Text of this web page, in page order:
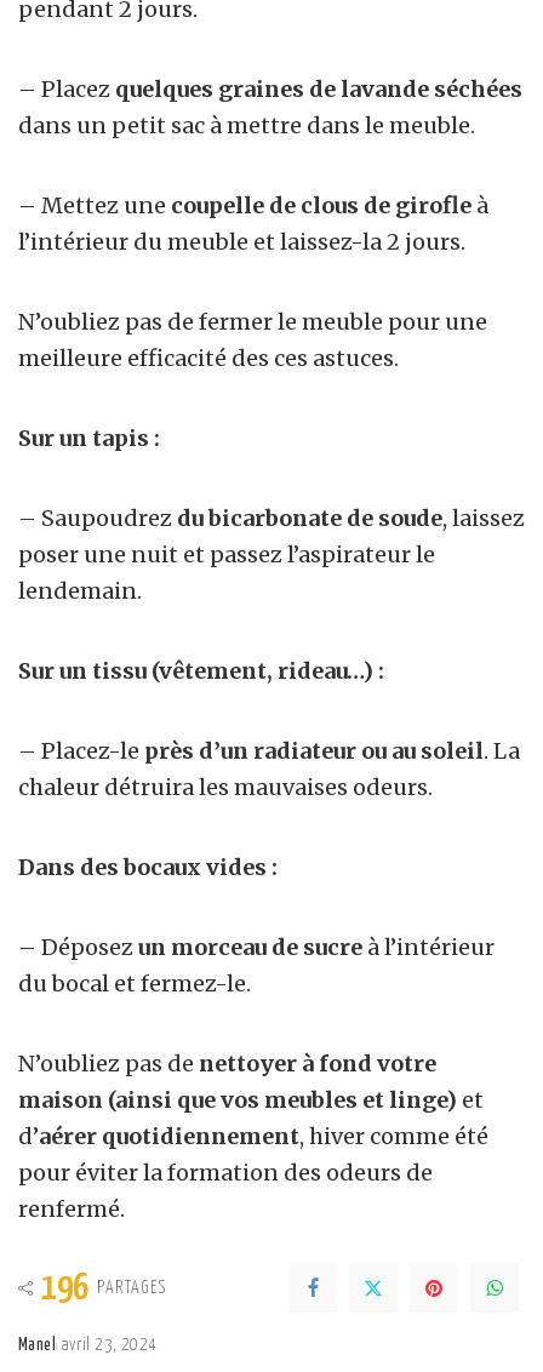
pendant 2 jours.
– Placez quelques graines de lavande séchées
dans un petit sac à mettre dans le meuble.
– Mettez une coupelle de clous de girofle à
l’intérieur du meuble et laissez-la 2 jours.
N’oubliez pas de fermer le meuble pour une
meilleure efficacité des ces astuces.
Sur un tapis :
– Saupoudrez du bicarbonate de soude, laissez
poser une nuit et passez l’aspirateur le
lendemain.
Sur un tissu (vêtement, rideau…) :
– Placez-le près d’un radiateur ou au soleil. La
chaleur détruira les mauvaises odeurs.
Dans des bocaux vides :
– Déposezun morceau de sucre à l’intérieur
du bocal et fermez-le.
N’oubliez pas de nettoyer à fond votre
maison (ainsi que vos meubles et linge) et
d’aérer quotidiennement, hiver comme été
pour éviter la formation des odeurs de
renfermé.
196 PARTAGES
Manel avril 23, 2024